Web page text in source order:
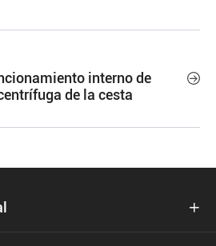
interno de
de la cesta

